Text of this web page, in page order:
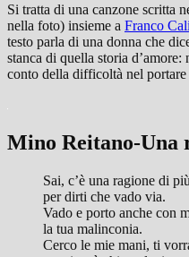
Si tratta di una canzone scritta
nella foto) insieme a Franco
testo parla di una donna che
stanca di quella storia
conto della difficoltà nel portare
Mino Reitano-Una
Sai, c’è una ragione di più
per dirti che vado via.
Vado e porto anche con
la tua malinconia.
Cerco le mie mani, ti